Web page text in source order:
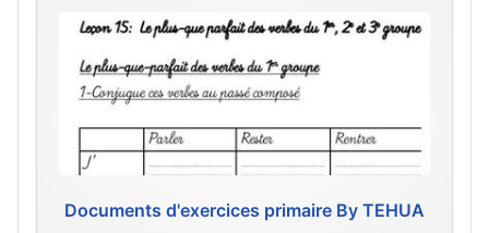
Documents d'exercices primaire By TEHUA